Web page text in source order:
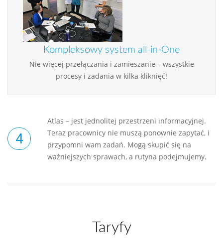
Kompleksowy system all-in-One
Nie więcej przełączania i zamieszanie – wszystkie
procesy i zadania w kilka kliknięć!
Atlas – jest jednolitej przestrzeni informacyjnej.
Teraz pracownicy nie muszą ponownie zapytać, i
przypomni wam zadań. Mogą skupić się na
ważniejszych sprawach, a rutyna podejmujemy.
Taryfy